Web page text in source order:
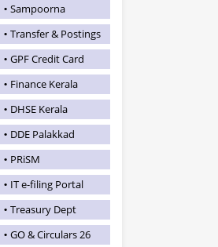
Sampoorna
Transfer & Postings
GPF Credit Card
Finance Kerala
DHSE Kerala
DDE Palakkad
PRiSM
IT e-filing Portal
Treasury Dept
GO & Circulars 26